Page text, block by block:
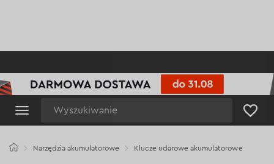
Narzędzia akumulatorowe Klucze udarowe akumulatorowe